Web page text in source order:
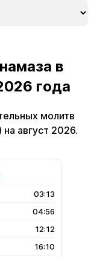
в
года
молитв
август 2026.
03:13
04:56
12:12
16:10